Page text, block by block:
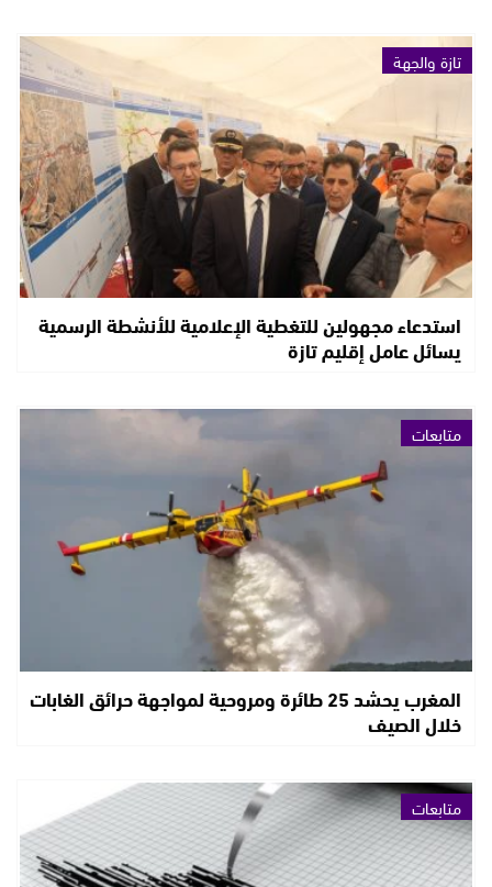
تازة والجهة
استدعاء مجهولين للتغطية الإعلامية للأنشطة الرسمية
يسائل عامل إقليم تازة
متابعات
المغرب يحشد 25 طائرة ومروحية لمواجهة حرائق الغابات
خلال الصيف
متابعات